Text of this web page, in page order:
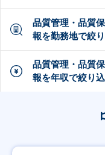
品質管理・品質
報を勤務地で絞
品質管理・品質
報を年収で絞り